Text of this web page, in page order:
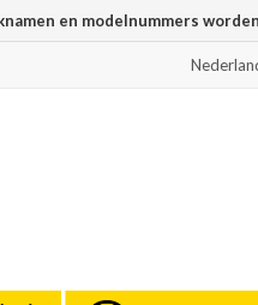
en modelnummers